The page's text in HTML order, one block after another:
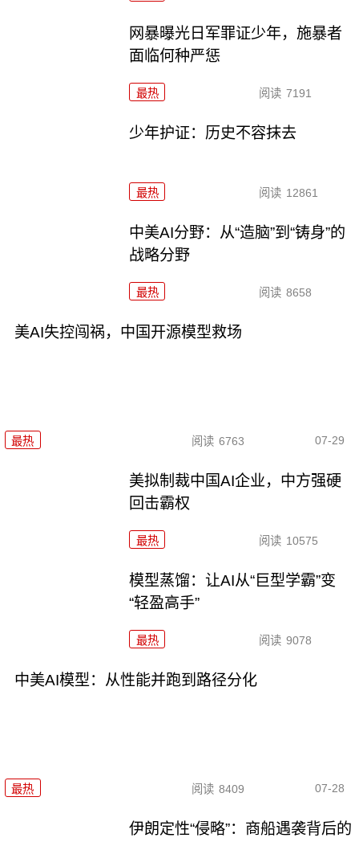
网暴曝光日军罪证少年，施暴者
面临何种严惩
最热 阅读 7191
少年护证：历史不容抹去
最热 阅读 12861
中美AI分野：从“造脑”到“铸身”的
战略分野
最热 阅读 8658
美AI失控闯祸，中国开源模型救场
最热 阅读 6763 07-29
美拟制裁中国AI企业，中方强硬
回击霸权
最热 阅读 10575
模型蒸馏：让AI从“巨型学霸”变
“轻盈高手”
最热 阅读 9078
中美AI模型：从性能并跑到路径分化
最热 阅读 8409 07-28
伊朗定性“侵略”：商船遇袭背后的